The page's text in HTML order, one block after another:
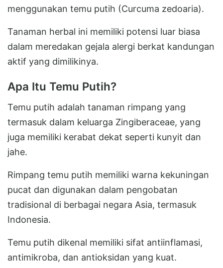
menggunakan temu putih (Curcuma zedoaria).
Tanaman herbal ini memiliki potensi luar biasa
dalam meredakan gejala alergi berkat kandungan
aktif yang dimilikinya.
Apa Itu Temu Putih?
Temu putih adalah tanaman rimpang yang
termasuk dalam keluarga Zingiberaceae, yang
juga memiliki kerabat dekat seperti kunyit dan
jahe.
Rimpang temu putih memiliki warna kekuningan
pucat dan digunakan dalam pengobatan
tradisional di berbagai negara Asia, termasuk
Indonesia.
Temu putih dikenal memiliki sifat antiinflamasi,
antimikroba, dan antioksidan yang kuat.